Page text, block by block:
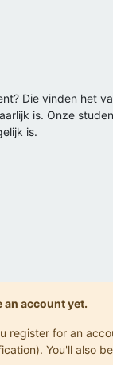
Die vinden het
is. Onze
is.
account yet.
for an
You'll also